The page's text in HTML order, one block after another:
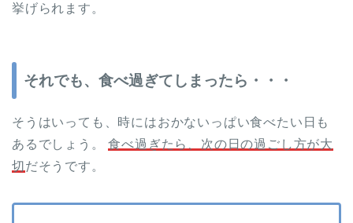
挙げられます。
それでも、食べ過ぎてしまったら・・・
そうはいっても、時にはおかないっぱい食べたい日も
あるでしょう。食べ過ぎたら、次の日の過ごし方が大
切 だそうです。